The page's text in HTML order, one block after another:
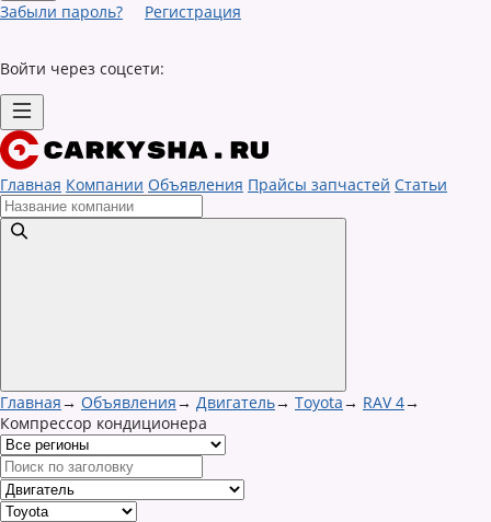
Забыли пароль? Регистрация
Войти через соцсети:
Главная Компании Объявления Прайсы запчастей Статьи
Главная→ Объявления→ Двигатель→ Toyota→ RAV 4→
Компрессор кондиционера